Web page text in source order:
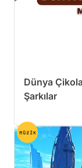
Dünya
Şarkılar